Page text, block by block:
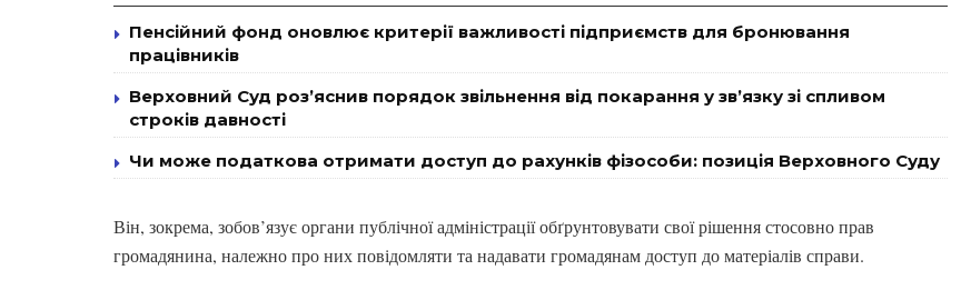
Пенсійний фонд оновлює критерії важливості підприємств для бронювання
працівників
Верховний Суд роз’яснив порядок звільнення від покарання у зв’язку зі спливом
строків давності
Чи може податкова отримати доступ до рахунків фізособи: позиція Верховного Суду
Він, зокрема, зобов’язує органи публічної адміністрації обґрунтовувати свої рішення стосовно прав
громадянина, належно про них повідомляти та надавати громадянам доступ до матеріалів справи.